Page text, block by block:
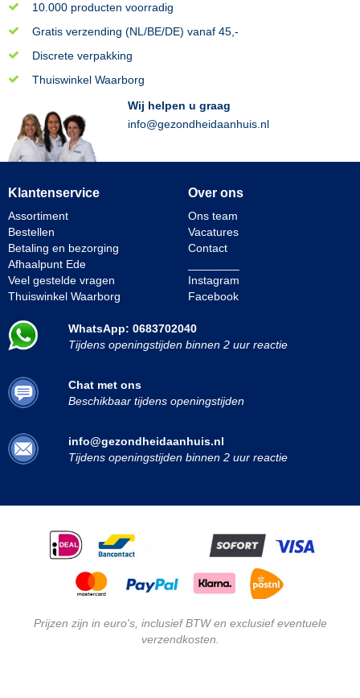
10.000 producten voorradig
Gratis verzending (NL/BE/DE) vanaf 45,-
Discrete verpakking
Thuiswinkel Waarborg
Wij helpen u graag
info@gezondheidaanhuis.nl
Klantenservice
Assortiment
Bestellen
Betaling en bezorging
Afhaalpunt Ede
Veel gestelde vragen
Thuiswinkel Waarborg
Over ons
Ons team
Vacatures
Contact
Instagram
Facebook
WhatsApp: 0683702040
Tijdens openingstijden binnen 2 uur reactie
Chat met ons
Beschikbaar tijdens openingstijden
info@gezondheidaanhuis.nl
Tijdens openingstijden binnen 2 uur reactie
Prijzen zijn in euro's, inclusief BTW en exclusief eventuele
verzendkosten.